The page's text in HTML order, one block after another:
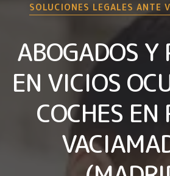
SOLUCIONES LEGALES ANTE
ABOGADOS Y
EN VICIOS
COCHES EN